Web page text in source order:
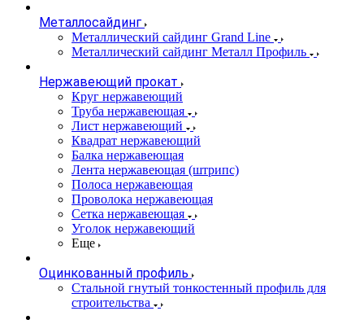
Металлосайдинг
Металлический сайдинг Grand Line
Металлический сайдинг Металл Профиль
Нержавеющий прокат
Круг нержавеющий
Труба нержавеющая
Лист нержавеющий
Квадрат нержавеющий
Балка нержавеющая
Лента нержавеющая (штрипс)
Полоса нержавеющая
Проволока нержавеющая
Сетка нержавеющая
Уголок нержавеющий
Еще
Оцинкованный профиль
Стальной гнутый тонкостенный профиль для
строительства